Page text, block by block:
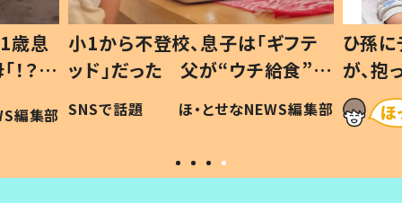
歳息
？」
編集部
小1から不登校、息子は「ギフテ
ッド」だった 父が“ウチ給食”を
作り続ける理由とは #令和の親
#令和の子
SNSで話題 ほ・とせなNEWS編集部
ひ孫
が、
「涙が
い」